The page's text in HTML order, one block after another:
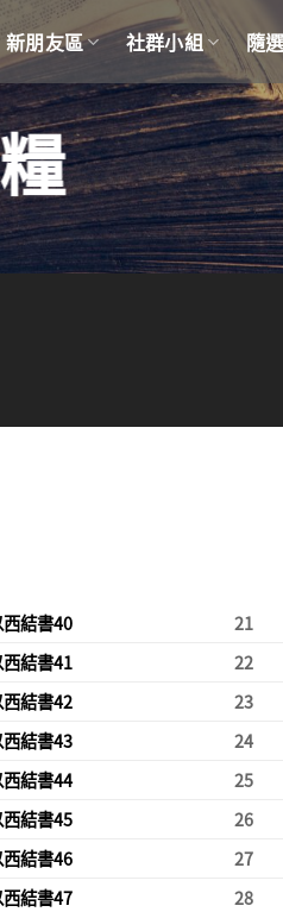
新朋友區 社群小組 隨
結書40 21
結書41 22
結書42 23
結書43 24
結書44 25
結書45 26
結書46 27
結書47 28